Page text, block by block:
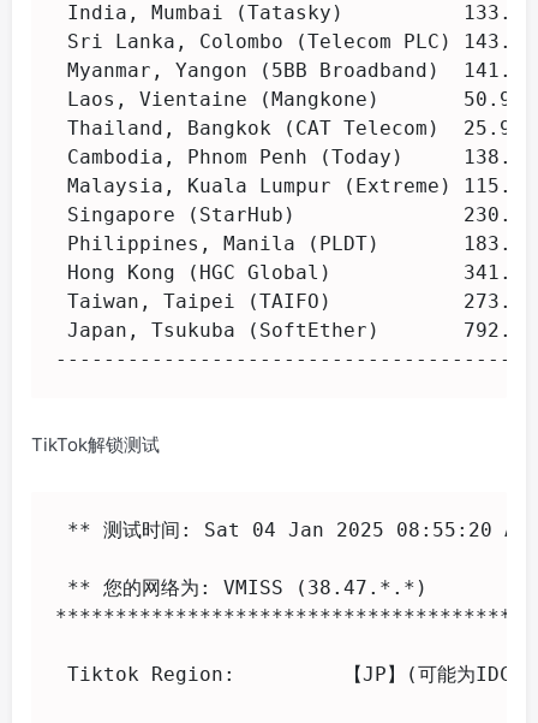
India, Mumbai (Tatasky)
Sri Lanka, Colombo (Telecom PLC)
Myanmar, Yangon (5BB Broadband)
Laos, Vientaine (Mangkone)
Thailand, Bangkok (CAT Telecom)
Cambodia, Phnom Penh (Today)
Malaysia, Kuala Lumpur (Extreme)
Singapore (StarHub)
Philippines, Manila (PLDT)
Hong Kong (HGC Global)
Taiwan, Taipei (TAIFO)
Japan, Tsukuba (SoftEther)
TikTok解锁测试
** 测试时间: Sat 04 Jan 2025 08:55:20 AM
** 您的网络为: VMISS (38.47.*.*)
Tiktok Region:		【JP】(可能为IDC IP)